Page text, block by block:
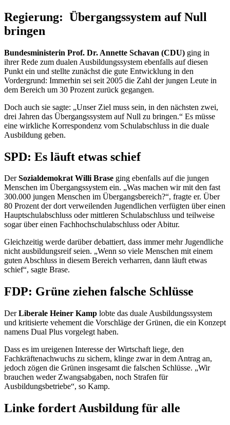
Regierung: Übergangssystem auf Null
bringen
Bundesministerin Prof. Dr. Annette Schavan (CDU) ging in
ihrer Rede zum dualen Ausbildungssystem ebenfalls auf diesen
Punkt ein und stellte zunächst die gute Entwicklung in den
Vordergrund: Immerhin sei seit 2005 die Zahl der jungen Leute in
dem Bereich um 30 Prozent zurück gegangen.
Doch auch sie sagte: „Unser Ziel muss sein, in den nächsten zwei,
drei Jahren das Übergangssystem auf Null zu bringen.“ Es müsse
eine wirkliche Korrespondenz vom Schulabschluss in die duale
Ausbildung geben.
SPD: Es läuft etwas schief
DerSozialdemokrat Willi Brase ging ebenfalls auf die jungen
Menschen im Übergangssystem ein. „Was machen wir mit den fast
300.000 jungen Menschen im Übergangsbereich?“, fragte er. Über
80 Prozent der dort verweilenden Jugendlichen verfügten über einen
Hauptschulabschluss oder mittleren Schulabschluss und teilweise
sogar über einen Fachhochschulabschluss oder Abitur.
Gleichzeitig werde darüber debattiert, dass immer mehr Jugendliche
nicht ausbildungsreif seien. „Wenn so viele Menschen mit einem
guten Abschluss in diesem Bereich verharren, dann läuft etwas
schief“, sagte Brase.
FDP: Grüne ziehen falsche Schlüsse
DerLiberale Heiner Kamp lobte das duale Ausbildungssystem
und kritisierte vehement die Vorschläge der Grünen, die ein Konzept
namens Dual Plus vorgelegt haben.
Dass es im ureigenen Interesse der Wirtschaft liege, den
Fachkräftenachwuchs zu sichern, klinge zwar in dem Antrag an,
jedoch zögen die Grünen insgesamt die falschen Schlüsse. „Wir
brauchen weder Zwangsabgaben, noch Strafen für
Ausbildungsbetriebe“, so Kamp.
Linke fordert Ausbildung für alle